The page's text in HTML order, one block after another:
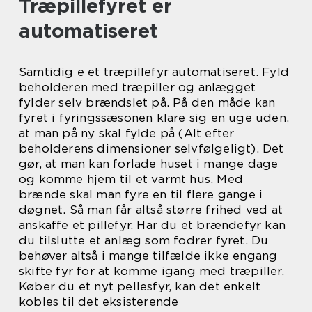
Træpillefyret er
automatiseret
Samtidig e et træpillefyr automatiseret. Fyld
beholderen med træpiller og anlægget
fylder selv brændslet på. På den måde kan
fyret i fyringssæsonen klare sig en uge uden,
at man på ny skal fylde på (Alt efter
beholderens dimensioner selvfølgeligt). Det
gør, at man kan forlade huset i mange dage
og komme hjem til et varmt hus. Med
brænde skal man fyre en til flere gange i
døgnet. Så man får altså større frihed ved at
anskaffe et pillefyr. Har du et brændefyr kan
du tilslutte et anlæg som fodrer fyret. Du
behøver altså i mange tilfælde ikke engang
skifte fyr for at komme igang med træpiller.
Køber du et nyt pellesfyr, kan det enkelt
kobles til det eksisterende